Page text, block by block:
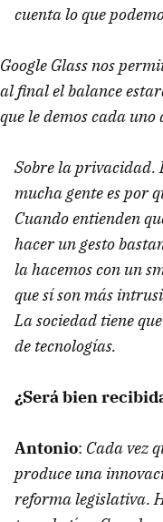
cuenta lo que
Google Glass nos
al final el balance
que le demos cada uno
Sobre la privacidad.
mucha gente es por
Cuando entienden
hacer un gesto
la hacemos con un
que sí son más
La sociedad tiene
de tecnologías.
¿Será bien
Antonio: Cada vez
produce una
reforma legislativa.